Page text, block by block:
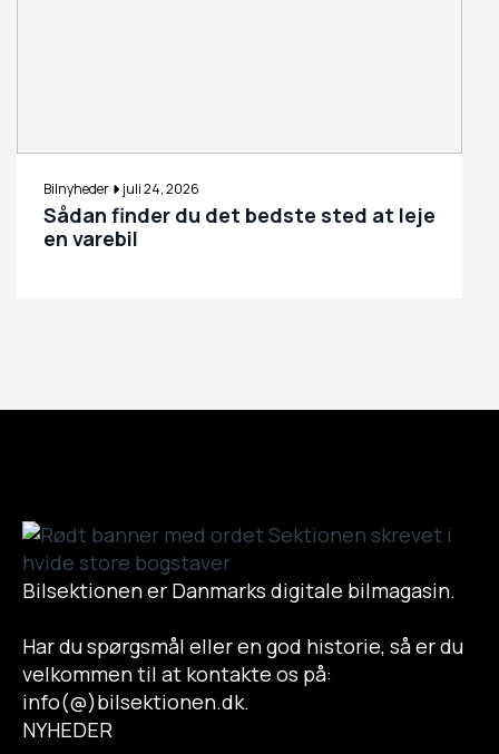
Bilnyheder juli 24, 2026
Sådan finder du det bedste sted at leje
en varebil
Bilsektionen er Danmarks digitale bilmagasin.
Har du spørgsmål eller en god historie, så er du
velkommen til at kontakte os på:
info(@)bilsektionen.dk.
NYHEDER